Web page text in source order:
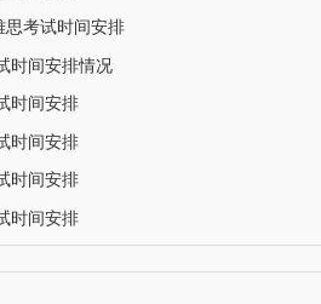
考试时间安排
时间安排情况
时间安排
时间安排
时间安排
时间安排